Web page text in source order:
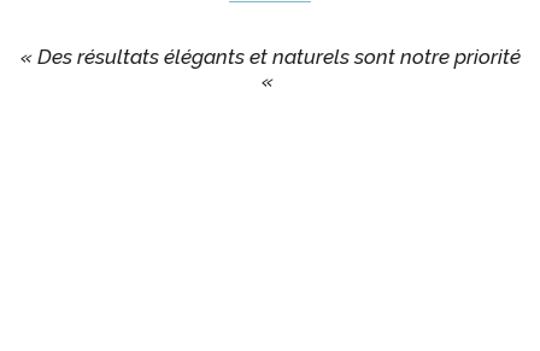
« Des résultats élégants et naturels sont notre priorité
«